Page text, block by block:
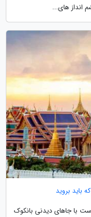
انداز های...
است با جاهای دیدنی بانکوک